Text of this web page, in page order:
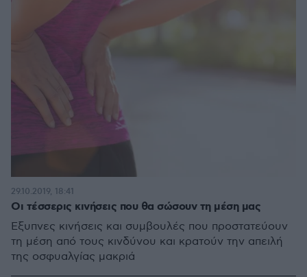
Οι τέσσερις κινήσεις που θα σώσουν τη μέση μας
Έξυπνες κινήσεις και συμβουλές που προστατεύουν
τη μέση από τους κινδύνου και κρατούν την απειλή
της οσφυαλγίας μακριά
29.10.2019, 18:41